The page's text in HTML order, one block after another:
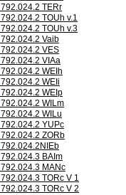
792.024.2 TERr
792.024.2 TOUh v.1
792.024.2 TOUh v.3
792.024.2 Vaib
792.024.2 VES
792.024.2 VIAa
792.024.2 WEIh
792.024.2 WEIi
792.024.2 WEIp
792.024.2 WILm
792.024.2 WILu
792.024.2 YUPc
792.024.2 ZORb
792.024.2NIEb
792.024.3 BAIm
792.024.3 MANc
792.024.3 TORc V 1
792.024.3 TORc V 2